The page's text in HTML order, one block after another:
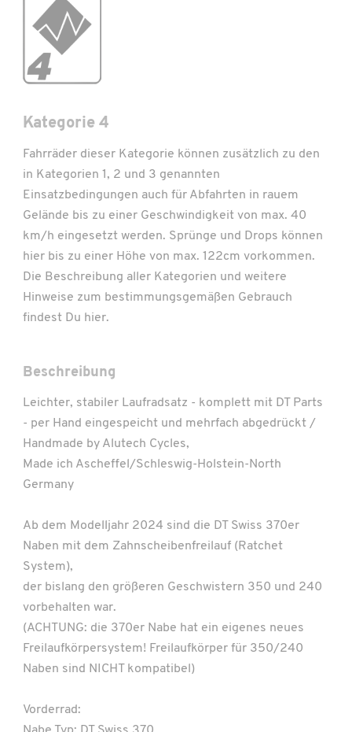
Kategorie 4
Fahrräder dieser Kategorie können zusätzlich zu den
in Kategorien 1, 2 und 3 genannten
Einsatzbedingungen auch für Abfahrten in rauem
Gelände bis zu einer Geschwindigkeit von max. 40
km/h eingesetzt werden. Sprünge und Drops können
hier bis zu einer Höhe von max. 122cm vorkommen.
Die Beschreibung aller Kategorien und weitere
Hinweise zum bestimmungsgemäßen Gebrauch
findest Du hier.
Beschreibung
Leichter, stabiler Laufradsatz - komplett mit DT Parts
- per Hand eingespeicht und mehrfach abgedrückt /
Handmade by Alutech Cycles,
Made ich Ascheffel/Schleswig-Holstein-North
Germany
Ab dem Modelljahr 2024 sind die DT Swiss 370er
Naben mit dem Zahnscheibenfreilauf (Ratchet
System),
der bislang den größeren Geschwistern 350 und 240
vorbehalten war.
(ACHTUNG: die 370er Nabe hat ein eigenes neues
Freilaufkörpersystem! Freilaufkörper für 350/240
Naben sind NICHT kompatibel)
Vorderrad: